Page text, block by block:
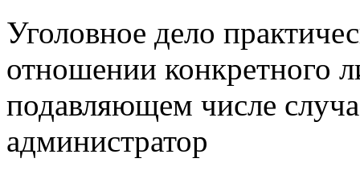
Уголовное дело
отношении конкретного
подавляющем числе
администратор